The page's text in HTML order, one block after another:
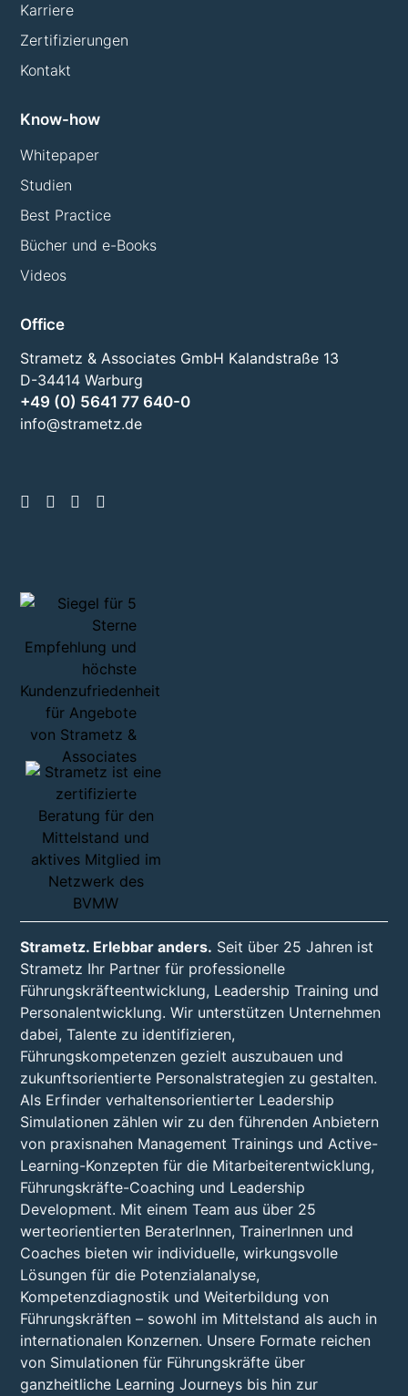
Karriere
Zertifizierungen
Kontakt
Know-how
Whitepaper
Studien
Best Practice
Bücher und e-Books
Videos
Office
Strametz & Associates GmbH Kalandstraße 13
D-34414 Warburg
+49 (0) 5641 77 640-0
info@strametz.de
Strametz. Erlebbar anders. Seit über 25 Jahren ist
Strametz Ihr Partner für professionelle
Führungskräfteentwicklung, Leadership Training und
Personalentwicklung. Wir unterstützen Unternehmen
dabei, Talente zu identifizieren,
Führungskompetenzen gezielt auszubauen und
zukunftsorientierte Personalstrategien zu gestalten.
Als Erfinder verhaltensorientierter Leadership
Simulationen zählen wir zu den führenden Anbietern
von praxisnahen Management Trainings und Active-
Learning-Konzepten für die Mitarbeiterentwicklung,
Führungskräfte-Coaching und Leadership
Development. Mit einem Team aus über 25
werteorientierten BeraterInnen, TrainerInnen und
Coaches bieten wir individuelle, wirkungsvolle
Lösungen für die Potenzialanalyse,
Kompetenzdiagnostik und Weiterbildung von
Führungskräften – sowohl im Mittelstand als auch in
internationalen Konzernen. Unsere Formate reichen
von Simulationen für Führungskräfte über
ganzheitliche Learning Journeys bis hin zur